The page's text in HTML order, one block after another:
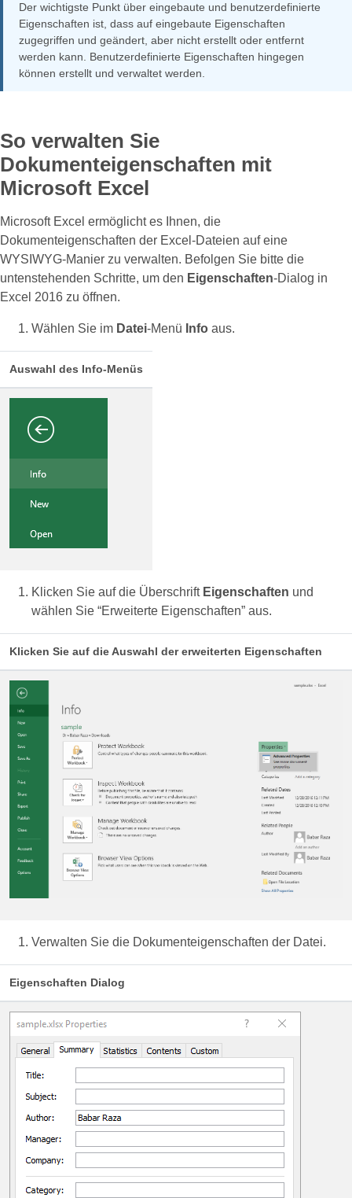
Der wichtigste Punkt über eingebaute und benutzerdefinierte
Eigenschaften ist, dass auf eingebaute Eigenschaften
zugegriffen und geändert, aber nicht erstellt oder entfernt
werden kann. Benutzerdefinierte Eigenschaften hingegen
können erstellt und verwaltet werden.
So verwalten Sie
Dokumenteigenschaften mit
Microsoft Excel
Microsoft Excel ermöglicht es Ihnen, die
Dokumenteigenschaften der Excel-Dateien auf eine
WYSIWYG-Manier zu verwalten. Befolgen Sie bitte die
untenstehenden Schritte, um den Eigenschaften-Dialog in
Excel 2016 zu öffnen.
Wählen Sie im Datei-Menü Info aus.
Auswahl des Info-Menüs
Klicken Sie auf die Überschrift Eigenschaften und
wählen Sie “Erweiterte Eigenschaften” aus.
Klicken Sie auf die Auswahl der erweiterten Eigenschaften
Verwalten Sie die Dokumenteigenschaften der Datei.
Eigenschaften Dialog